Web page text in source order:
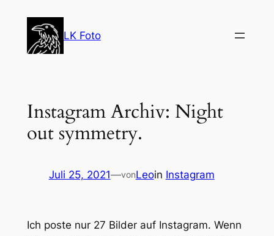
springen
LK Foto
Instagram Archiv: Night
out symmetry.
Juli 25, 2021—vonLeoin Instagram
Ich poste nur 27 Bilder auf Instagram. Wenn